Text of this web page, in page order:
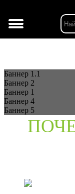
Баннер 1.1
Баннер 2
Баннер 1
Баннер 4
Баннер 5